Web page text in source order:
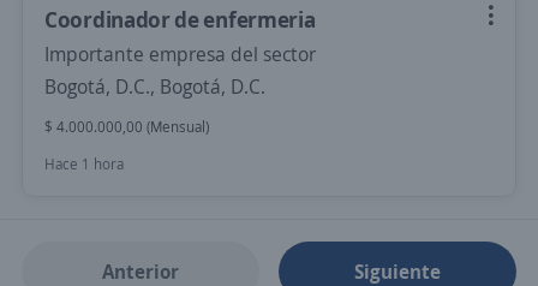
Coordinador de enfermeria
Importante empresa del sector
Bogotá, D.C., Bogotá, D.C.
$ 4.000.000,00 (Mensual)
Hace 1 hora
Anterior Siguiente